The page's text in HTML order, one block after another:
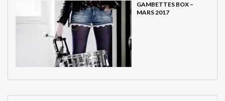
GAMBETTES BOX –
MARS 2017